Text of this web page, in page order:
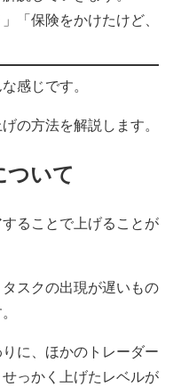
「保険をかけたけど、
感じです。
の方法を解説します。
いて
ることで上げることが
スクの出現が遅いもの
に、ほかのトレーダー
っかく上げたレベルが